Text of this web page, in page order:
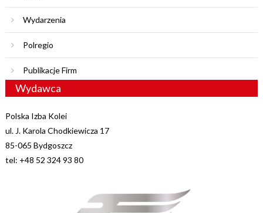
Wydarzenia
Polregio
Publikacje Firm
Wydawca
Polska Izba Kolei
ul. J. Karola Chodkiewicza 17
85-065 Bydgoszcz
tel: +48 52 324 93 80